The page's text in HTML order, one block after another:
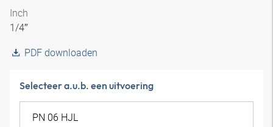
Inch
1/4″
PDF downloaden
Selecteer a.u.b. een uitvoering